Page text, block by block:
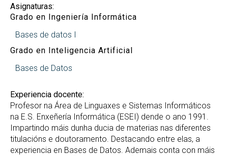
Asignaturas:
Grado en Ingeniería Informática
Bases de datos I
Grado en Inteligencia Artificial
Bases de Datos
Experiencia docente:
Profesor na Área de Linguaxes e Sistemas Informáticos
na E.S. Enxeñería Informática (ESEI) dende o ano 1991.
Impartindo máis dunha ducia de materias nas diferentes
titulacións e doutoramento. Destacando entre elas, a
experiencia en Bases de Datos. Ademais conta con máis